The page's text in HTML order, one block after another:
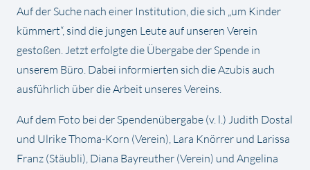
Auf der Suche nach einer Institution, die sich „um Kinder
kümmert“, sind die jungen Leute auf unseren Verein
gestoßen. Jetzt erfolgte die Übergabe der Spende in
unserem Büro. Dabei informierten sich die Azubis auch
ausführlich über die Arbeit unseres Vereins.
Auf dem Foto bei der Spendenübergabe (v. l.) Judith Dostal
und Ulrike Thoma-Korn (Verein), Lara Knörrer und Larissa
Franz (Stäubli), Diana Bayreuther (Verein) und Angelina